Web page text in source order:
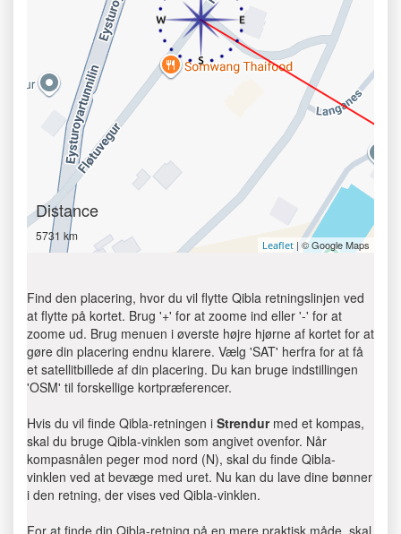
Distance
5731 km
Leaflet | © Google Maps
Find den placering, hvor du vil flytte Qibla retningslinjen ved
at flytte på kortet. Brug '+' for at zoome ind eller '-' for at
zoome ud. Brug menuen i øverste højre hjørne af kortet for at
gøre din placering endnu klarere. Vælg 'SAT' herfra for at få
et satellitbillede af din placering. Du kan bruge indstillingen
'OSM' til forskellige kortpræferencer.
Hvis du vil finde Qibla-retningen i Strendurmed et kompas,
skal du bruge Qibla-vinklen som angivet ovenfor. Når
kompasnålen peger mod nord (N), skal du finde Qibla-
vinklen ved at bevæge med uret. Nu kan du lave dine bønner
i den retning, der vises ved Qibla-vinklen.
For at finde din Qibla-retning på en mere praktisk måde, skal